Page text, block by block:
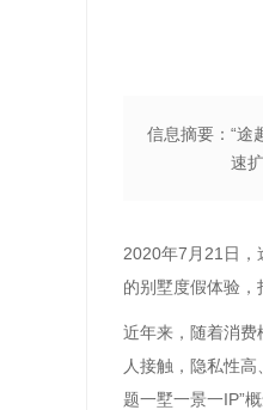
信息摘要： “途
速
2020年7月21日，
的别墅度假体验，
近年来，随着消费
人接触，隐私性
题一墅一景一IP”